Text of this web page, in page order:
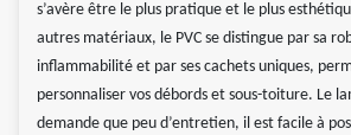
s’avère être le plus pratique et le plus
autres matériaux, le PVC se distingue par sa
inflammabilité et par ses cachets uniques,
personnaliser vos débords et sous-toiture. Le
demande que peu d’entretien, il est facile à